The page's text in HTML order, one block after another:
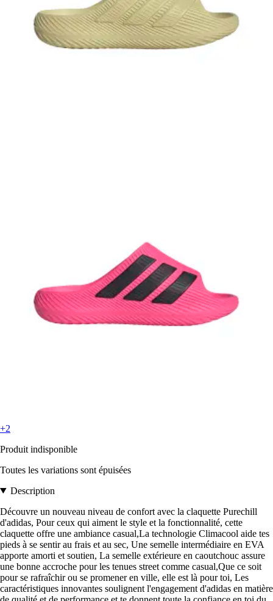
+2
Produit indisponible
Toutes les variations sont épuisées
Description
Découvre un nouveau niveau de confort avec la claquette Purechill
d'adidas, Pour ceux qui aiment le style et la fonctionnalité, cette
claquette offre une ambiance casual,La technologie Climacool aide tes
pieds à se sentir au frais et au sec, Une semelle intermédiaire en EVA
apporte amorti et soutien, La semelle extérieure en caoutchouc assure
une bonne accroche pour les tenues street comme casual,Que ce soit
pour se rafraîchir ou se promener en ville, elle est là pour toi, Les
caractéristiques innovantes soulignent l'engagement d'adidas en matière